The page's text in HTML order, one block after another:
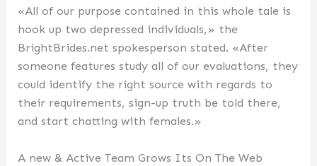
«All of our purpose contained in this whole tale is
hook up two depressed individuals,» the
BrightBrides.net spokesperson stated. «After
someone features study all of our evaluations, they
could identify the right source with regards to
their requirements, sign-up truth be told there,
and start chatting with females.»
A new & Active Team Grows Its On The Web